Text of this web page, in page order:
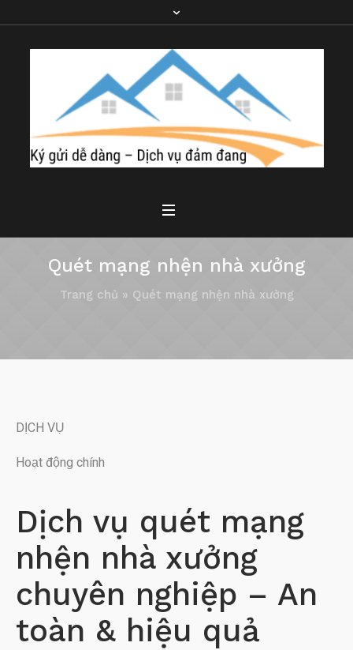
Quét mạng nhện nhà xưởng
Trang chủ » Quét mạng nhện nhà xưởng
DỊCH VỤ
Hoạt động chính
Dịch vụ quét mạng
nhện nhà xưởng
chuyên nghiệp – An
toàn & hiệu quả